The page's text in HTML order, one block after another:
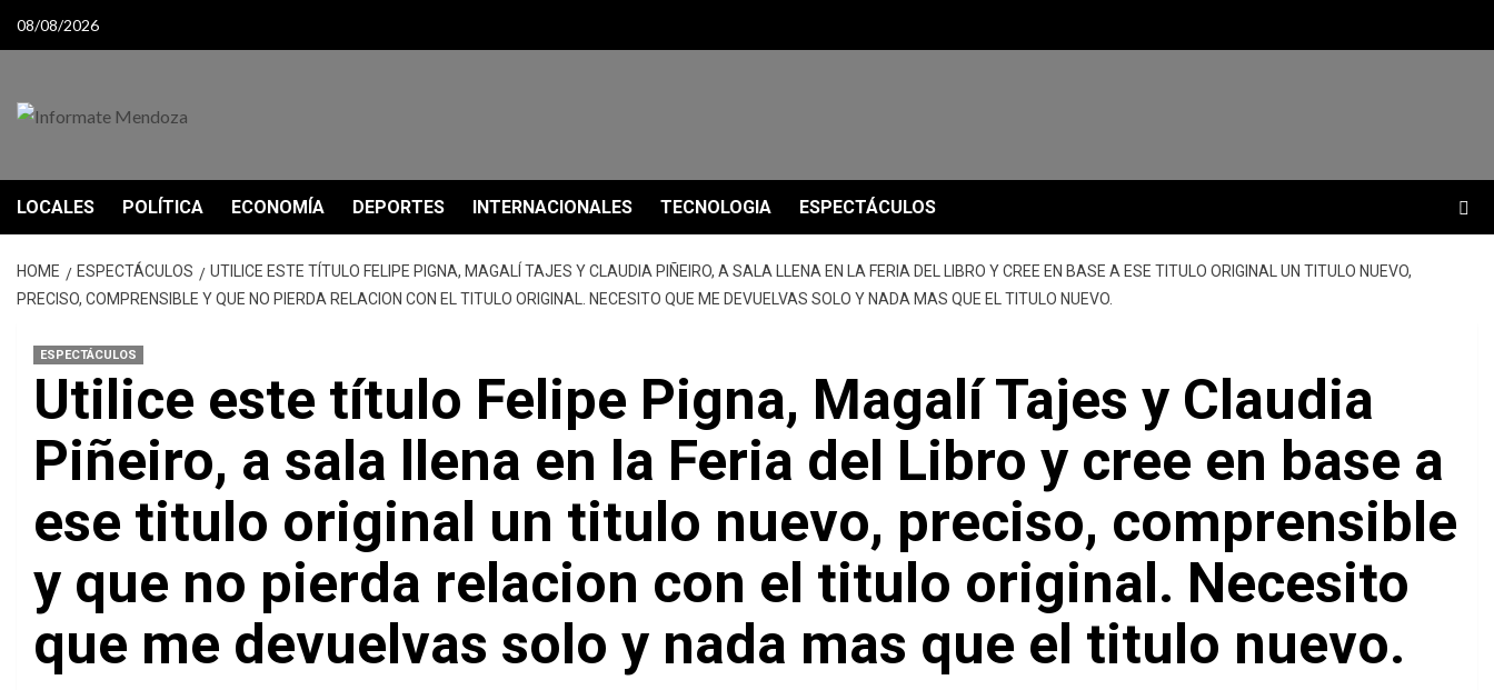
08/08/2026
LOCALES POLÍTICA ECONOMÍA DEPORTES INTERNACIONALES TECNOLOGIA ESPECTÁCULOS
HOME ESPECTÁCULOS
UTILICE ESTE TÍTULO FELIPE PIGNA, MAGALÍ TAJES Y CLAUDIA PIÑEIRO, A SALA LLENA EN LA FERIA DEL LIBRO Y CREE EN BASE A ESE TITULO ORIGINAL UN TITULO NUEVO,
PRECISO, COMPRENSIBLE Y QUE NO PIERDA RELACION CON EL TITULO ORIGINAL. NECESITO QUE ME DEVUELVAS SOLO Y NADA MAS QUE EL TITULO NUEVO.
ESPECTÁCULOS
Utilice este título Felipe Pigna, Magalí Tajes y Claudia
Piñeiro, a sala llena en la Feria del Libro y cree en base a
ese titulo original un titulo nuevo, preciso, comprensible
y que no pierda relacion con el titulo original. Necesito
que me devuelvas solo y nada mas que el titulo nuevo.